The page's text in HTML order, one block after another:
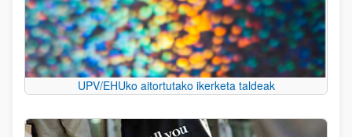
UPV/EHUko aitortutako ikerketa taldeak